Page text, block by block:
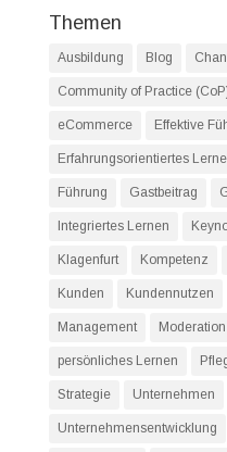
Themen
Ausbildung Blog
Community of Practice
eCommerce Effektive
Erfahrungsorientiertes
Führung Gastbeitrag
Integriertes Lernen
Klagenfurt Kompetenz
Kunden Kundennutzen
Management Moderation
persönliches Lernen
Strategie Unternehmen
Unternehmensentwicklung